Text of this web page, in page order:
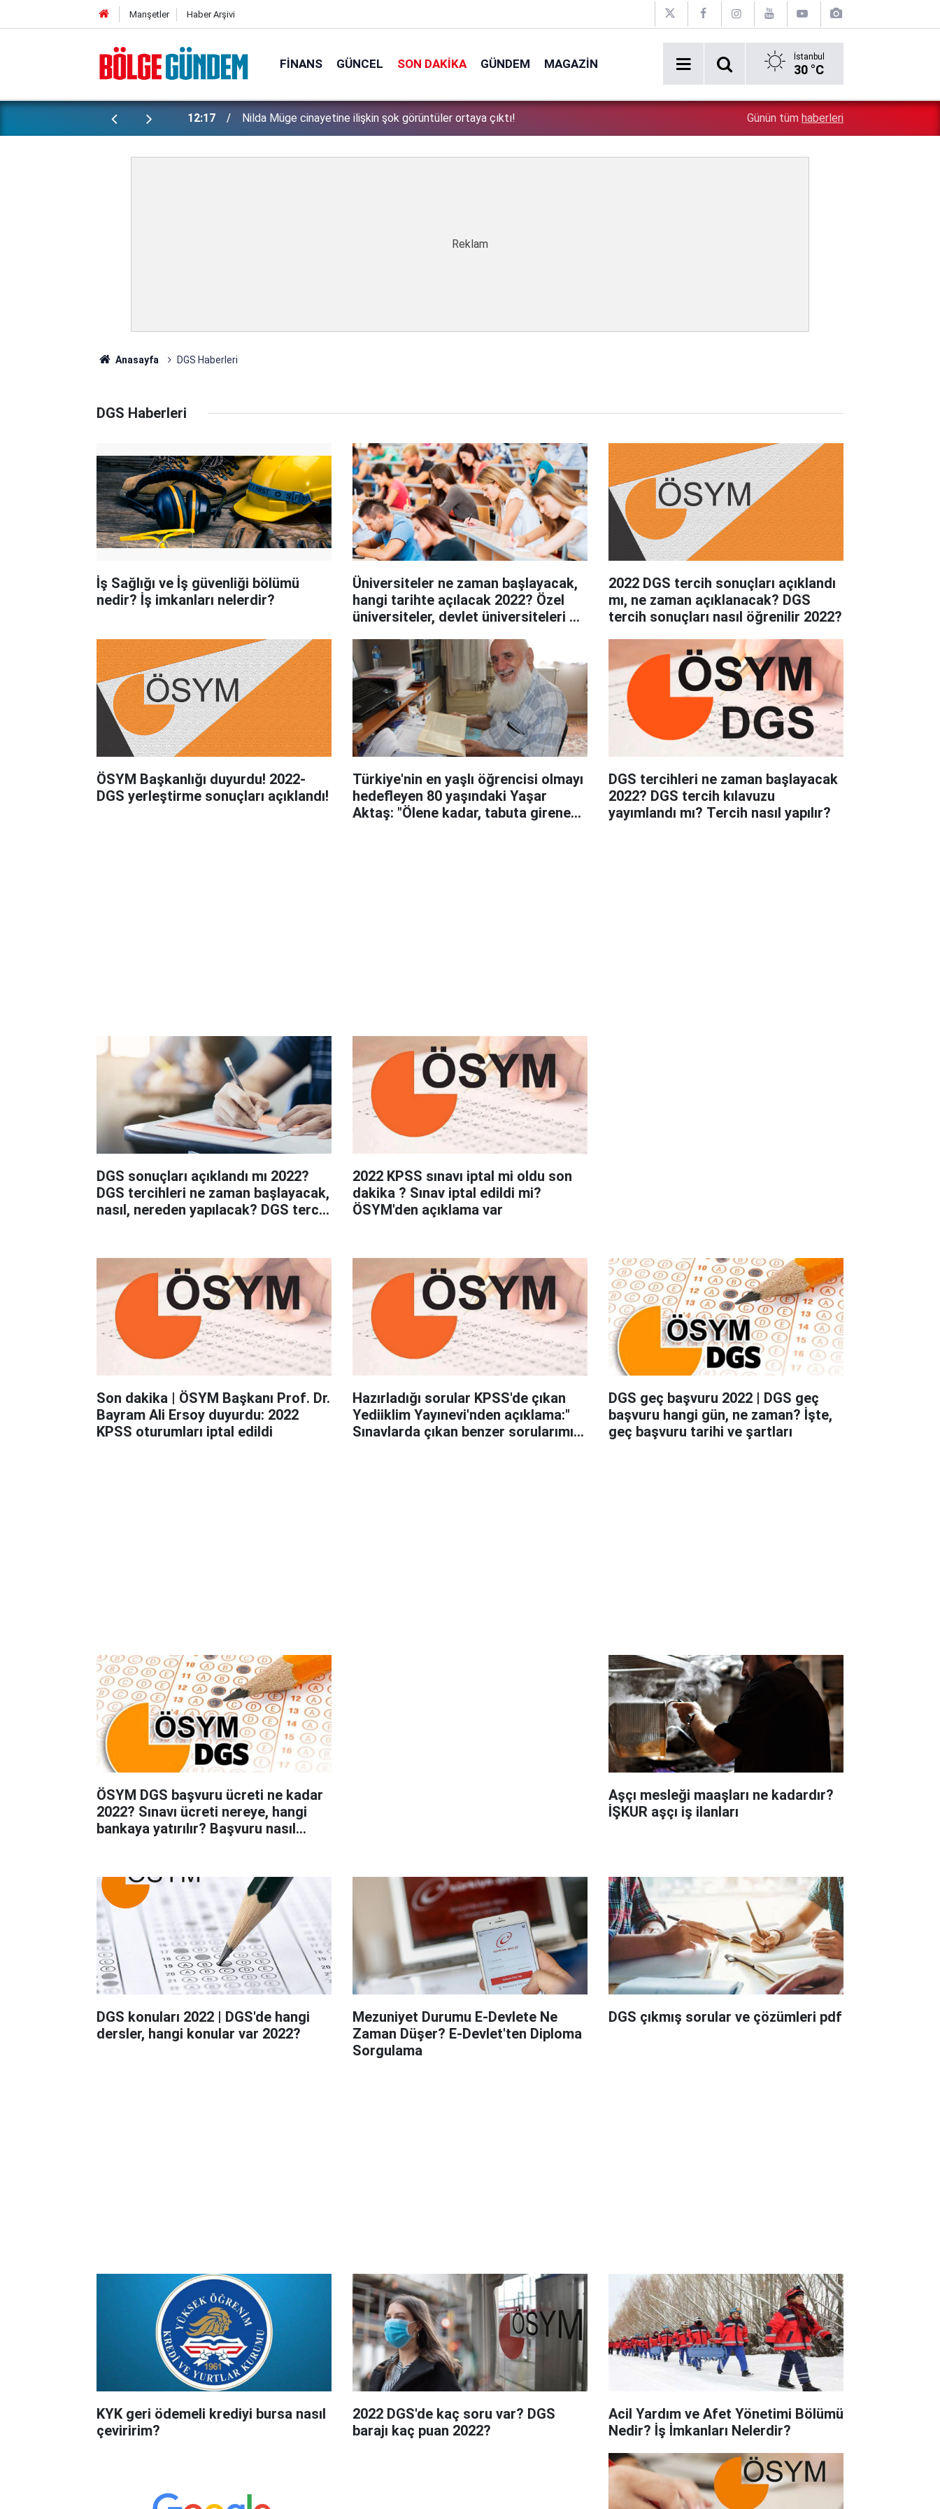
Manşetler Haber Arşivi
FINANS GÜNCEL SON DAKIKA GÜNDEM MAGAZIN İstanbul
30 °C
12:02
Bugün saat 14.00'da bir araya gelecek: Erdoğan ile Bahçeli'nin gündeminde ne
var?
Belediyedeki rüşvet görüntüleri ortaya döküldü: Oraya
Günün tüm haberleri
Anasayfa DGS Haberleri
DGS Haberleri
İş Sağlığı ve İş güvenliği bölümü
nedir? İş imkanları nelerdir?
Üniversiteler ne zaman başlayacak,
hangi tarihte açılacak 2022? Özel
üniversiteler, devlet üniversiteleri ne
2022 DGS tercih sonuçları açıklandı
mı, ne zaman açıklanacak? DGS
tercih sonuçları nasıl öğrenilir 2022?
ÖSYM Başkanlığı duyurdu! 2022-
DGS yerleştirme sonuçları açıklandı!
Türkiye'nin en yaşlı öğrencisi olmayı
hedefleyen 80 yaşındaki Yaşar
Aktaş: "Ölene kadar, tabuta girene
DGS tercihleri ne zaman başlayacak
2022? DGS tercih kılavuzu
yayımlandı mı? Tercih nasıl yapılır?
DGS sonuçları açıklandı mı 2022?
DGS tercihleri ne zaman başlayacak,
nasıl, nereden yapılacak? DGS tercih
2022 KPSS sınavı iptal mi oldu son
dakika ? Sınav iptal edildi mi?
ÖSYM'den açıklama var
Son dakika | ÖSYM Başkanı Prof. Dr.
Bayram Ali Ersoy duyurdu: 2022
KPSS oturumları iptal edildi
Hazırladığı sorular KPSS'de çıkan
Yediiklim Yayınevi'nden açıklama:"
Sınavlarda çıkan benzer sorularımız
DGS geç başvuru 2022 | DGS geç
başvuru hangi gün, ne zaman? İşte,
geç başvuru tarihi ve şartları
ÖSYM DGS başvuru ücreti ne kadar
2022? Sınavı ücreti nereye, hangi
bankaya yatırılır? Başvuru nasıl
Aşçı mesleği maaşları ne kadardır?
İŞKUR aşçı iş ilanları
DGS konuları 2022 | DGS'de hangi
dersler, hangi konular var 2022?
Mezuniyet Durumu E-Devlete Ne
Zaman Düşer? E-Devlet'ten Diploma
Sorgulama
DGS çıkmış sorular ve çözümleri pdf
KYK geri ödemeli krediyi bursa nasıl
çeviririm?
2022 DGS'de kaç soru var? DGS
barajı kaç puan 2022?
Acil Yardım ve Afet Yönetimi Bölümü
Nedir? İş İmkanları Nelerdir?